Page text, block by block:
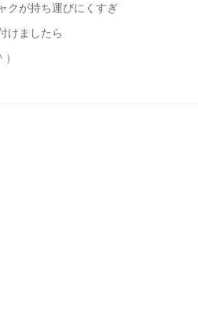
クが持ち運びにくすぎ
けましたら